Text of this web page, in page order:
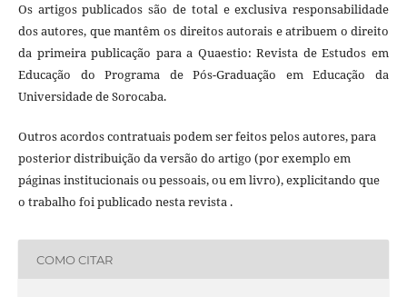
Os artigos publicados são de total e exclusiva responsabilidade
dos autores, que mantêm os direitos autorais e atribuem o direito
da primeira publicação para a Quaestio: Revista de Estudos em
Educação do Programa de Pós-Graduação em Educação da
Universidade de Sorocaba.
Outros acordos contratuais podem ser feitos pelos autores, para
posterior distribuição da versão do artigo (por exemplo em
páginas institucionais ou pessoais, ou em livro), explicitando que
o trabalho foi publicado nesta revista .
COMO CITAR